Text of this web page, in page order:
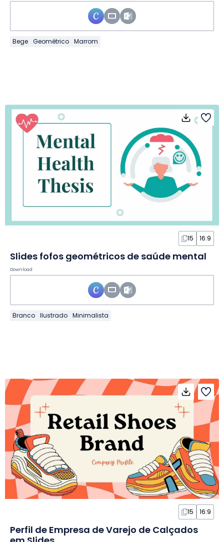
Bege Geométrico Marrom
15 16:9
Slides fofos geométricos de saúde mental
Download
Branco Ilustrado Minimalista
15 16:9
Perfil de Empresa de Varejo de Calçados